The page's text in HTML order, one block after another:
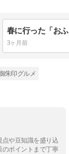
3ヶ月前
朱印グルメ
や豆知識を盛り込
のポイントまで丁寧